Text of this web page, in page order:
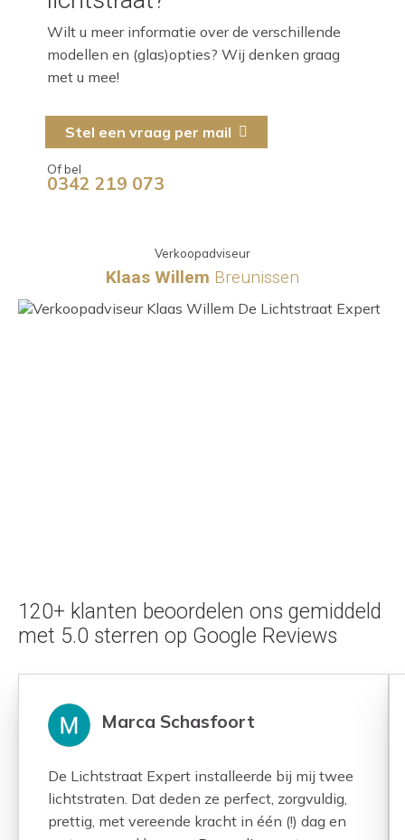
Wilt u meer informatie over de verschillende
modellen en (glas)opties? Wij denken graag
met u mee!
Stel een vraag per mail
Of bel
0342 219 073
Verkoopadviseur
Klaas Willem Breunissen
120+ klanten beoordelen ons gemiddeld
met 5.0 sterren op Google Reviews
Marca Schasfoort
De Lichtstraat Expert installeerde bij mij twee
lichtstraten. Dat deden ze perfect, zorgvuldig,
prettig, met vereende kracht in één (!) dag en